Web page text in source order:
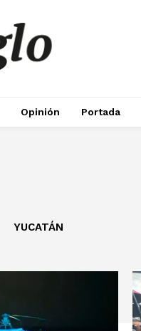
Opinión Portada
YUCATÁN